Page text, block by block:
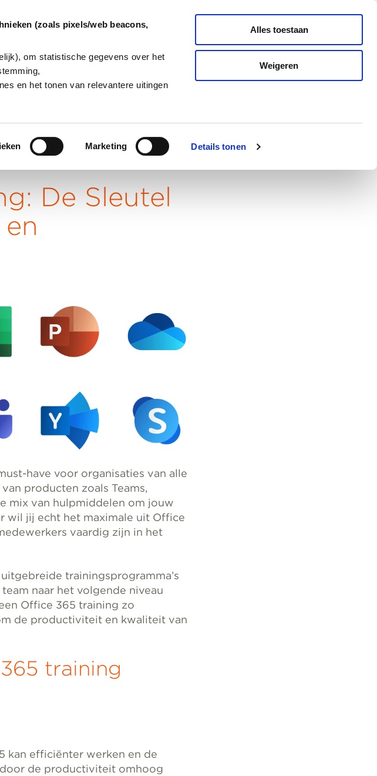
(zoals pixels/web beacons,
om statistische gegevens over het
en het tonen van relevantere uitingen
Marketing Details tonen
Alles toestaan
Weigeren
ONDERHOUD
MELD TICKET
ONS KLANTCASES BLOG CAREERS
De Sleutel
have voor organisaties van alle
producten zoals Teams,
mix van hulpmiddelen om jouw
wil jij echt het maximale uit Office
vaardig zijn in het
trainingsprogramma’s
naar het volgende niveau
Office 365 training zo
de productiviteit en kwaliteit van
training
kan efficiënter werken en de
de productiviteit omhoog